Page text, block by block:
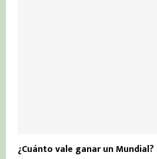
¿Cuánto vale ganar un Mundial?